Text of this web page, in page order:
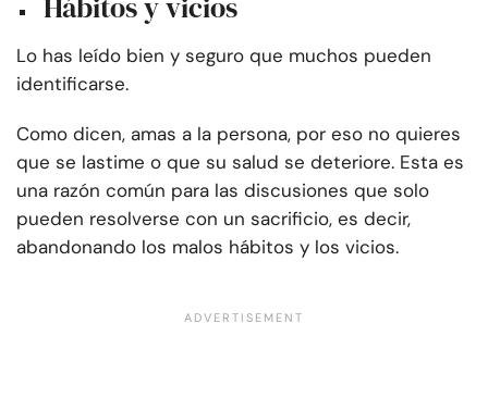
Hábitos y vicios
Lo has leído bien y seguro que muchos pueden
identificarse.
Como dicen, amas a la persona, por eso no quieres
que se lastime o que su salud se deteriore. Esta es
una razón común para las discusiones que solo
pueden resolverse con un sacrificio, es decir,
abandonando los malos hábitos y los vicios.